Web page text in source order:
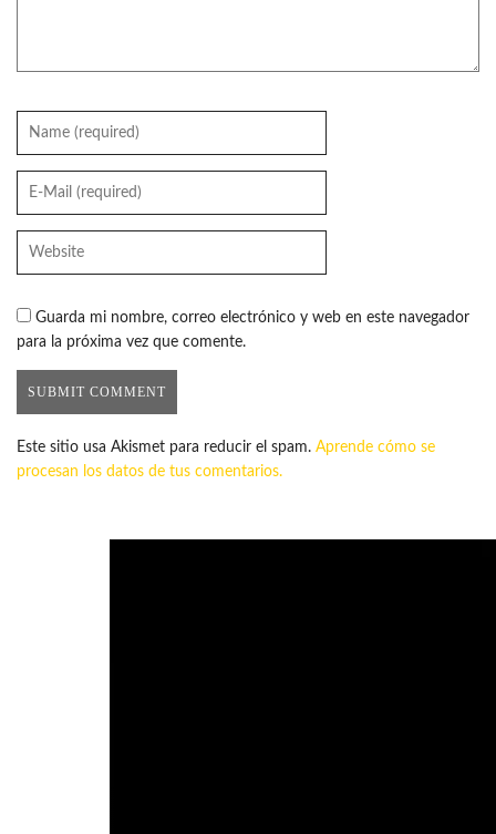
Guarda mi nombre, correo electrónico y web en este navegador
para la próxima vez que comente.
Este sitio usa Akismet para reducir el spam. Aprende cómo se
procesan los datos de tus comentarios.